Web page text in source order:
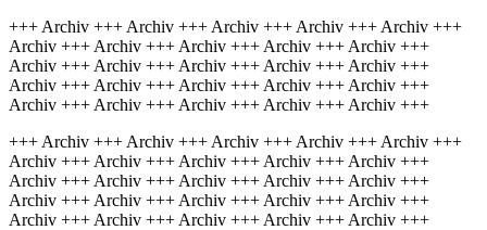
+++ Archiv +++ Archiv +++ Archiv +++ Archiv +++ Archiv +++
Archiv +++ Archiv +++ Archiv +++ Archiv +++ Archiv +++
Archiv +++ Archiv +++ Archiv +++ Archiv +++ Archiv +++
Archiv +++ Archiv +++ Archiv +++ Archiv +++ Archiv +++
Archiv +++ Archiv +++ Archiv +++ Archiv +++ Archiv +++
+++ Archiv +++ Archiv +++ Archiv +++ Archiv +++ Archiv +++
Archiv +++ Archiv +++ Archiv +++ Archiv +++ Archiv +++
Archiv +++ Archiv +++ Archiv +++ Archiv +++ Archiv +++
Archiv +++ Archiv +++ Archiv +++ Archiv +++ Archiv +++
Archiv +++ Archiv +++ Archiv +++ Archiv +++ Archiv +++